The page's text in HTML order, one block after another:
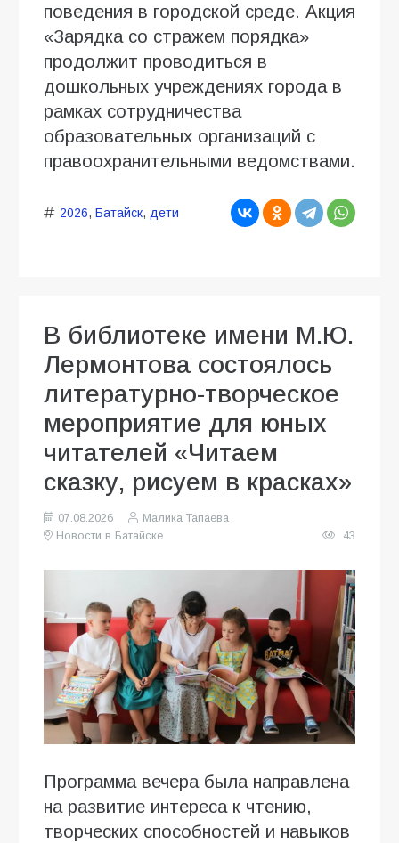
поведения в городской среде. Акция
«Зарядка со стражем порядка»
продолжит проводиться в
дошкольных учреждениях города в
рамках сотрудничества
образовательных организаций с
правоохранительными ведомствами.
2026, Батайск, дети
В библиотеке имени М.Ю.
Лермонтова состоялось
литературно-творческое
мероприятие для юных
читателей «Читаем
сказку, рисуем в красках»
07.08.2026
Малика Тапаева
Новости в Батайске
43
Программа вечера была направлена
на развитие интереса к чтению,
творческих способностей и навыков